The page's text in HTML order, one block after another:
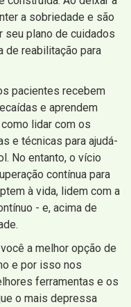
a sobriedade e são
seu plano de cuidados
de reabilitação para
pacientes recebem
e aprendem
lidar com os
e técnicas para ajudá-
No entanto, o vício
contínua para
à vida, lidem com a
- e, acima de
a melhor opção de
e por isso nos
ferramentas e os
o mais depressa